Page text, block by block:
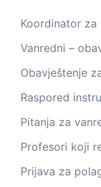
Koordinator za
Vanredni –
Obavještenje
Raspored
Pitanja za
Profesori koji
Prijava za